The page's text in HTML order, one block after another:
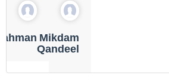
Mikdam
Qandeel